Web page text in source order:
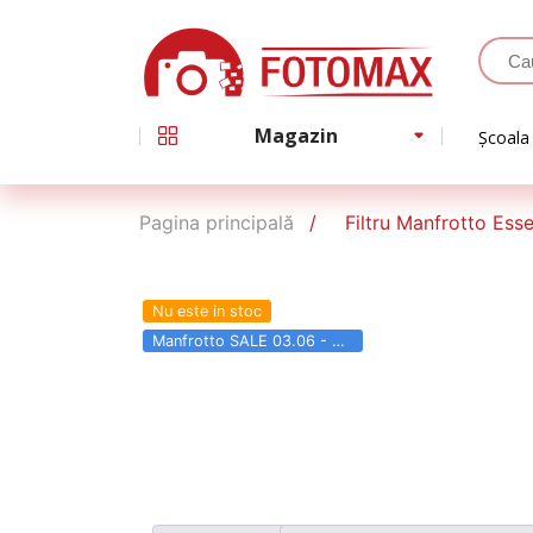
Magazin
Pagina principală Filtru Manfrotto
Nu este in stoc
Manfrotto SALE 03.06 - 31.08